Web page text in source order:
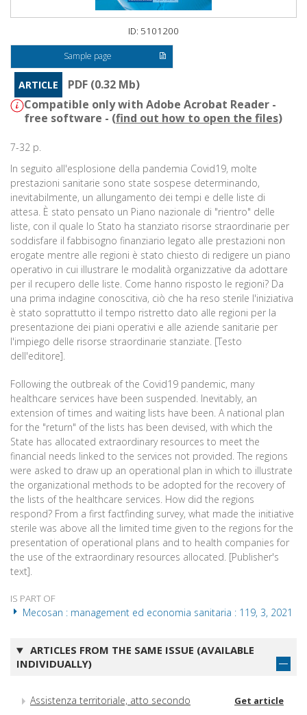
ID: 5101200
Sample page
ARTICLE
PDF (0.32 Mb)
Compatible only with Adobe Acrobat Reader -
free software - (find out how to open the files)
7-32 p.
In seguito all'esplosione della pandemia Covid19, molte
prestazioni sanitarie sono state sospese determinando,
inevitabilmente, un allungamento dei tempi e delle liste di
attesa. È stato pensato un Piano nazionale di "rientro" delle
liste, con il quale lo Stato ha stanziato risorse straordinarie per
soddisfare il fabbisogno finanziario legato alle prestazioni non
erogate mentre alle regioni è stato chiesto di redigere un piano
operativo in cui illustrare le modalità organizzative da adottare
per il recupero delle liste. Come hanno risposto le regioni? Da
una prima indagine conoscitiva, ciò che ha reso sterile l'iniziativa
è stato soprattutto il tempo ristretto dato alle regioni per la
presentazione dei piani operativi e alle aziende sanitarie per
l'impiego delle risorse straordinarie stanziate. [Testo
dell'editore].
Following the outbreak of the Covid19 pandemic, many
healthcare services have been suspended. Inevitably, an
extension of times and waiting lists have been. A national plan
for the "return" of the lists has been devised, with which the
State has allocated extraordinary resources to meet the
financial needs linked to the services not provided. The regions
were asked to draw up an operational plan in which to illustrate
the organizational methods to be adopted for the recovery of
the lists of the healthcare services. How did the regions
respond? From a first factfinding survey, what made the initiative
sterile was above all the limited time given to the regions for the
presentation of operational plans and to health companies for
the use of the extraordinary resources allocated. [Publisher's
text].
IS PART OF
Mecosan : management ed economia sanitaria : 119, 3, 2021
ARTICLES FROM THE SAME ISSUE (AVAILABLE
INDIVIDUALLY)
Assistenza territoriale, atto secondo Get article